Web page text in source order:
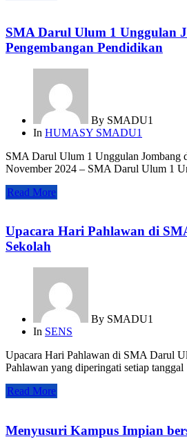
SMA Darul Ulum 1 Unggulan
Pengembangan Pendidikan
By SMADU1
In HUMASY SMADU1
SMA Darul Ulum 1 Unggulan
November 2024 – SMA Darul Ulum 1
Read More
Upacara Hari Pahlawan di
Sekolah
By SMADU1
In SENS
Upacara Hari Pahlawan di SMA Darul
Pahlawan yang diperingati setiap
Read More
Menyusuri Kampus Impian